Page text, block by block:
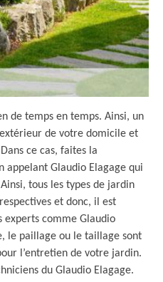
de temps en temps. Ainsi, un
de votre domicile et
ce cas, faites la
appelant Glaudio Elagage qui
tous les types de jardin
et donc, il est
experts comme Glaudio
le paillage ou le taillage sont
l’entretien de votre jardin.
du Glaudio Elagage.